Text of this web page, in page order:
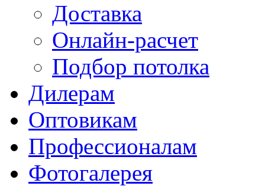
Доставка
Онлайн-расчет
Подбор потолка
Дилерам
Оптовикам
Профессионалам
Фотогалерея